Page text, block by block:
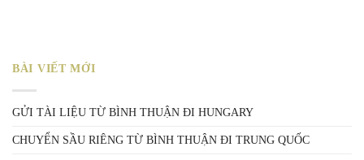
BÀI VIẾT MỚI
GỬI TÀI LIỆU TỪ BÌNH THUẬN ĐI HUNGARY
CHUYỂN SẦU RIÊNG TỪ BÌNH THUẬN ĐI TRUNG QUỐC